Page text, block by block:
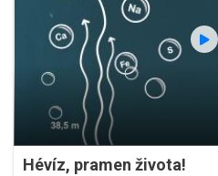
Hévíz, pramen života!